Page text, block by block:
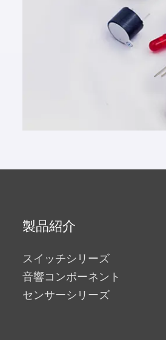
製品紹介
スイッチシリーズ
音響コンポーネント
センサーシリーズ